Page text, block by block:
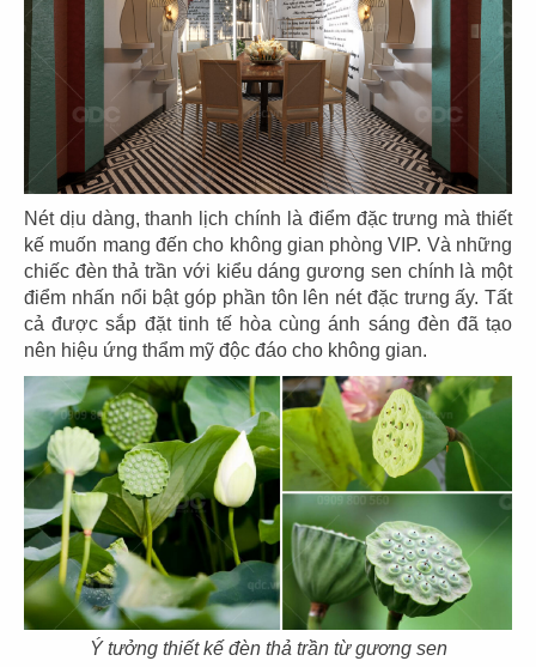
Nét dịu dàng, thanh lịch chính là điểm đặc trưng mà thiết
kế muốn mang đến cho không gian phòng VIP. Và những
chiếc đèn thả trần với kiểu dáng gương sen chính là một
điểm nhấn nổi bật góp phần tôn lên nét đặc trưng ấy. Tất
cả được sắp đặt tinh tế hòa cùng ánh sáng đèn đã tạo
nên hiệu ứng thẩm mỹ độc đáo cho không gian.
Ý tưởng thiết kế đèn thả trần từ gương sen
BẮC KIM THANG
CN Marina IFC
54
BẮC KIM THANG
CN Thiso Mall Sala
55
BẮC KIM THANG
CN Crescent Mall
56
BẮC KIM THANG
CN Estella Palace
57
SOM TUM THAI
CN Vincom 3/2
58
SOM TUM THAI
CN Vincom Quang Trung